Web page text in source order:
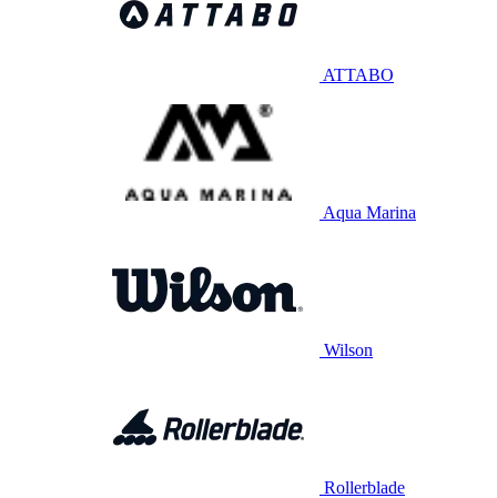
ATTABO
Aqua Marina
Wilson
Rollerblade